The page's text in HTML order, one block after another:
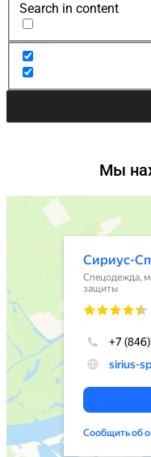
Search in content
Мы